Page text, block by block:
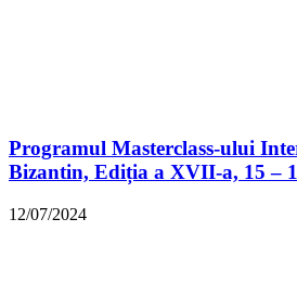
Programul Masterclass-ului
Bizantin, Ediția a XVII-a, 15 –
12/07/2024